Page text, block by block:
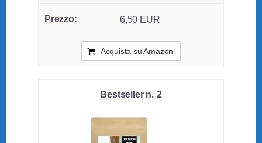
6,50 EUR
Acquista su Amazon
2